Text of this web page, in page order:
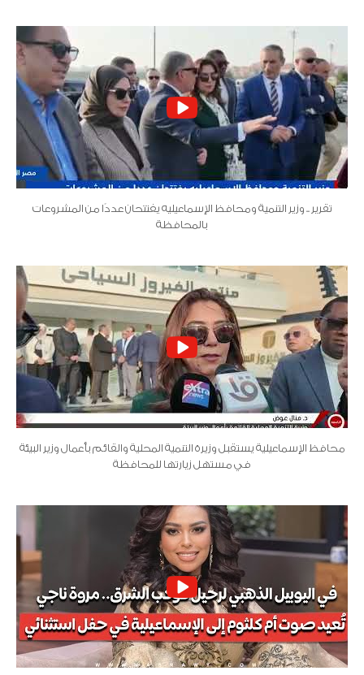
تقرير .. وزير التنمية ومحافظ الإسماعيليه يفتتحان عددًا من المشروعات
بالمحافظة
محافظ الإسماعيلية يستقبل وزيرة التنمية المحلية والقائم بأعمال وزير البيئة
في مستهل زيارتها للمحافظة